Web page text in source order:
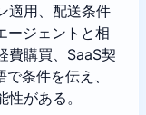
適用、配送条件
ージェントと相
費購買、SaaS契
条件を伝え、
がある。